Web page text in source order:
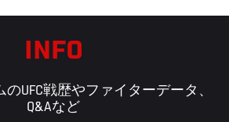
INFO
UFC戦歴やファイターデータ、
Q&Aなど